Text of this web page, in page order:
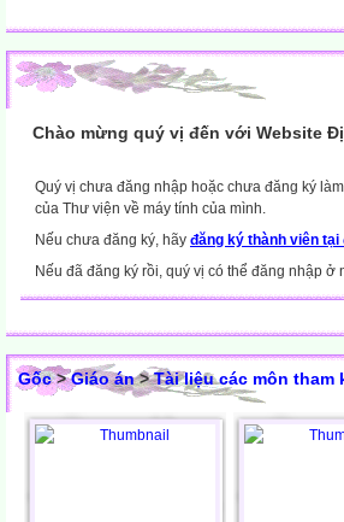
Chào mừng quý vị đến với Website
Quý vị chưa đăng nhập hoặc chưa đăng ký
của Thư viện về máy tính của mình.
Nếu chưa đăng ký, hãy đăng ký thành viên tại
Nếu đã đăng ký rồi, quý vị có thể đăng nhập ở
Gốc>Giáo án>Tài liệu các môn tham